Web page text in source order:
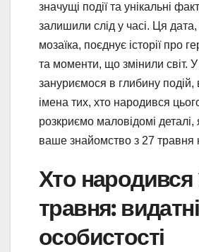
значущі події та унікальні
залишили слід у часі. Ця
мозаїка, поєднує історії про
та моменти, що змінили світ. У
зануриємося в глибину подій,
імена тих, хто народився
розкриємо маловідомі деталі,
ваше знайомство з 27 травня
Хто народився
травня: видатні
особистості